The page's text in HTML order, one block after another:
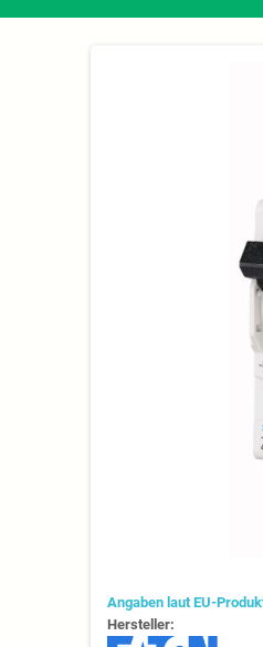
Angaben laut EU-
Hersteller: